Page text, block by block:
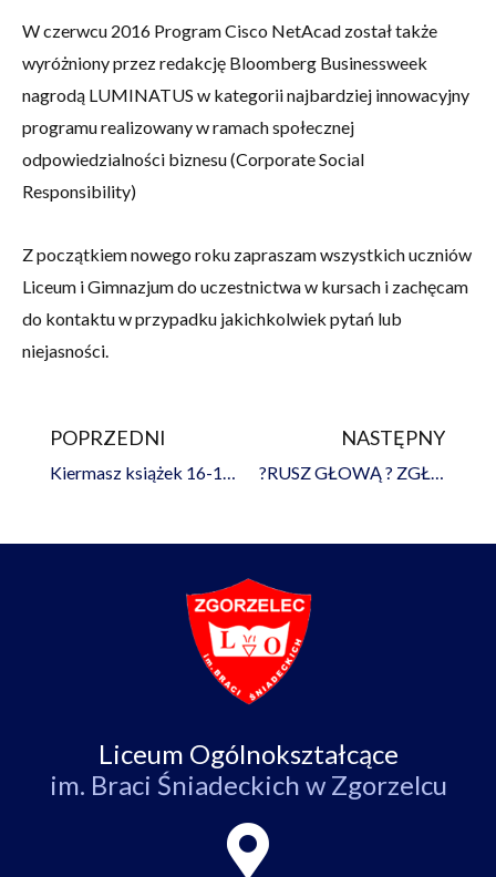
W czerwcu 2016 Program Cisco NetAcad został także
wyróżniony przez redakcję Bloomberg Businessweek
nagrodą LUMINATUS w kategorii najbardziej innowacyjny
programu realizowany w ramach społecznej
odpowiedzialności biznesu (Corporate Social
Responsibility)
Z początkiem nowego roku zapraszam wszystkich uczniów
Liceum i Gimnazjum do uczestnictwa w kursach i zachęcam
do kontaktu w przypadku jakichkolwiek pytań lub
niejasności.
Prev
POPRZEDNI NASTĘPNY
Liceum Ogólnokształcące
im. Braci Śniadeckich w Zgorzelcu